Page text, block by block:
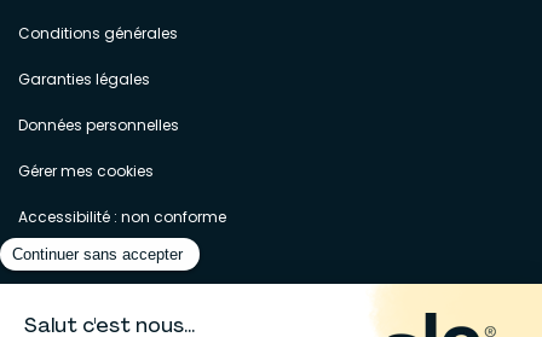
Conditions générales
Garanties légales
Données personnelles
Gérer mes cookies
Accessibilité : non conforme